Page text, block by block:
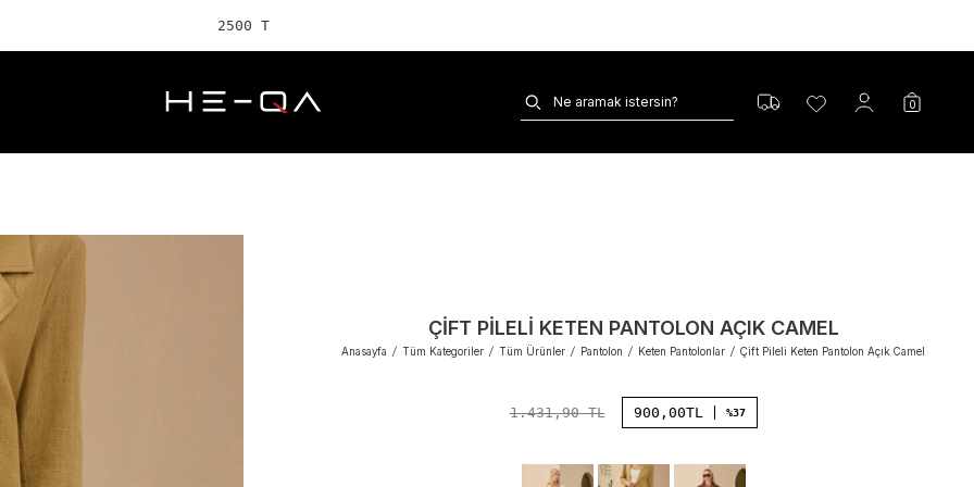
2500 TL ve üze
0
ÇIFT PILELI KETEN PANTOLON AÇIK CAMEL
Anasayfa / Tüm Kategoriler / Tüm Ürünler / Pantolon / Keten Pantolonlar / Çift Pileli Keten Pantolon Açık Camel
1.431,90TL 900,00TL %37